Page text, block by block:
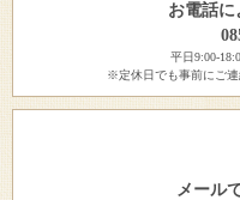
お電話
平日9:00-
※定休日でも事前にご連
メール